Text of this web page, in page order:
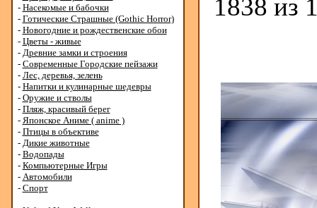
- Насекомые и бабочки
- Готические Страшные (Gothic Horror)
- Новогодние и рождественские обои
- Цветы - живые
- Древние замки и строения
- Современные Городские пейзажи
- Лес, деревья, зелень
- Напитки и кулинарные шедевры
- Оружие и стволы
- Пляж, красивый берег
- Японское Аниме ( anime )
- Птицы в объективе
- Дикие животные
- Водопады
- Компьютерные Игры
- Автомобили
- Спорт
1838 из